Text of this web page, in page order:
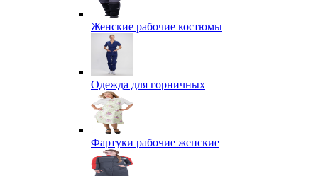
Женские рабочие костюмы
Одежда для горничных
Фартуки рабочие женские